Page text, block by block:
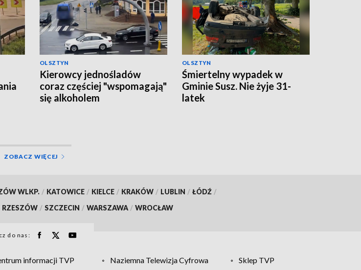
OLSZTYN
Kierowcy jednośladów
coraz częściej "wspomagają"
się alkoholem
OLSZTYN
Śmiertelny wypadek w
Gminie Susz. Nie żyje 31-
latek
ZOBACZ WIĘCEJ
WLKP. / KATOWICE / KIELCE / KRAKÓW / LUBLIN / ŁÓDŹ /
RZESZÓW / SZCZECIN / WARSZAWA / WROCŁAW
do nas:
informacji TVP Naziemna Telewizja Cyfrowa
Sklep TVP